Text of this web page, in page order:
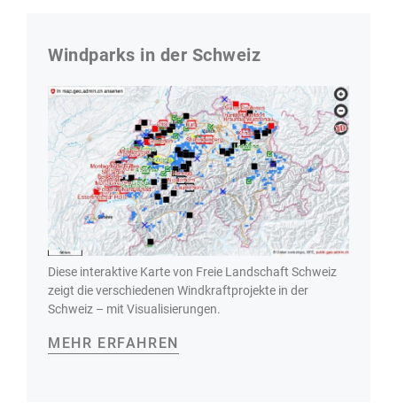
Windparks in der Schweiz
Diese interaktive Karte von Freie Landschaft Schweiz
zeigt die verschiedenen Windkraftprojekte in der
Schweiz – mit Visualisierungen.
MEHR ERFAHREN